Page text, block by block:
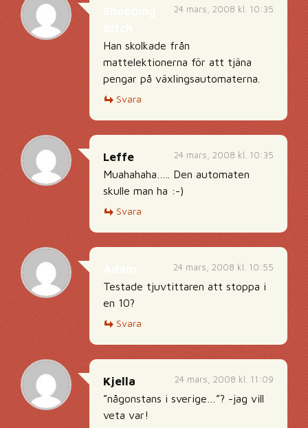
24 mars, 2008 kl. 10:35
Han skolkade från
mattelektionerna för att tjäna
pengar på växlingsautomaterna.
Svara
24 mars, 2008 kl. 10:35
Leffe
Muahahaha….. Den automaten
skulle man ha :-)
Svara
24 mars, 2008 kl. 10:55
Testade tjuvtittaren att stoppa i
en 10?
Svara
24 mars, 2008 kl. 11:09
Kjella
”någonstans i sverige…”? -jag vill
veta var!